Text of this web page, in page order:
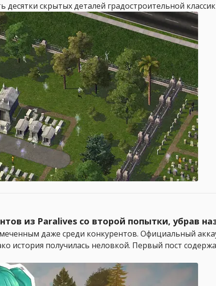
скрытых деталей градостроительной
из Paralives со второй попытки, убрав
даже среди конкурентов. Официальный
история получилась неловкой. Первый пост